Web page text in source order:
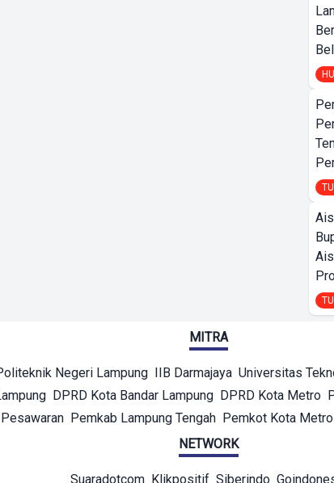
MITRA
Negeri Lampung IIB Darmajaya Universitas
DPRD Kota Bandar Lampung DPRD Kota Metro
Pemkab Lampung Tengah Pemkot Kota Metro
NETWORK
Suaradotcom Klikpositif Siberindo